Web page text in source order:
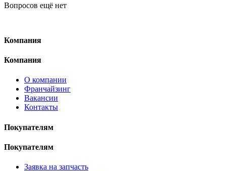
Вопросов ещё нет
Компания
Компания
О компании
Франчайзинг
Вакансии
Контакты
Покупателям
Покупателям
Заявка на запчасть